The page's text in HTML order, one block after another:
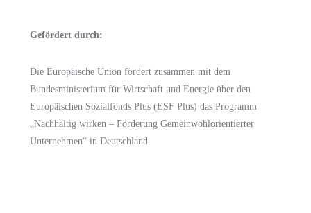
Gefördert durch:
Die Europäische Union fördert zusammen mit dem
Bundesministerium für Wirtschaft und Energie über den
Europäischen Sozialfonds Plus (ESF Plus) das Programm
„Nachhaltig wirken – Förderung Gemeinwohlorientierter
Unternehmen“ in Deutschland.